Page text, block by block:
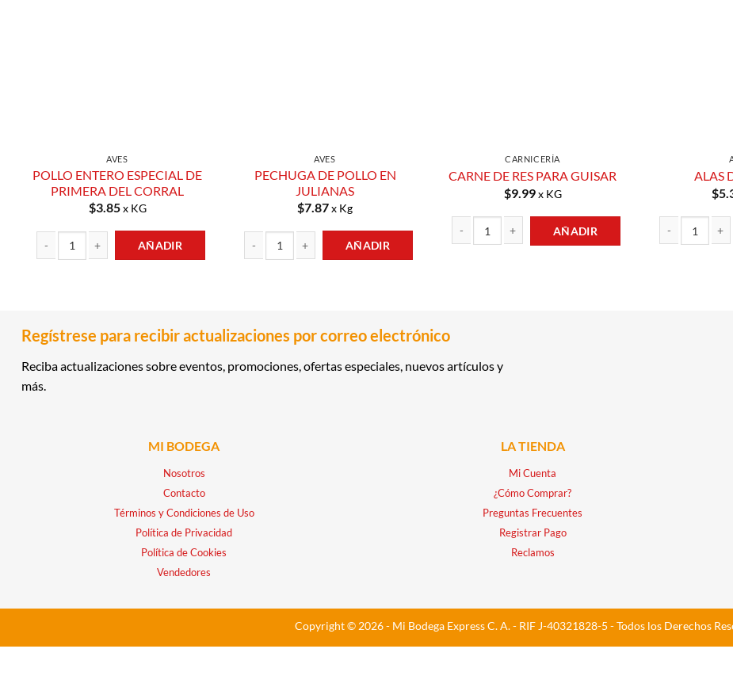
AVES
POLLO ENTERO ESPECIAL DE
PRIMERA DEL CORRAL
$3.85x KG
AÑADIR
AVES
PECHUGA DE POLLO EN
JULIANAS
$7.87x Kg
AÑADIR
CARNICERÍA
CARNE DE RES PARA GUISAR
$9.99x KG
AÑADIR
ALAS
$
Regístrese para recibir actualizaciones por correo electrónico
Reciba actualizaciones sobre eventos, promociones, ofertas especiales, nuevos artículos y
más.
MI BODEGA
Nosotros
Contacto
Términos y Condiciones de Uso
Política de Privacidad
Política de Cookies
Vendedores
LA TIENDA
Mi Cuenta
¿Cómo Comprar?
Preguntas Frecuentes
Registrar Pago
Reclamos
Copyright © 2026 - Mi Bodega Express C. A. - RIF J-40321828-5 - Todos los Derechos